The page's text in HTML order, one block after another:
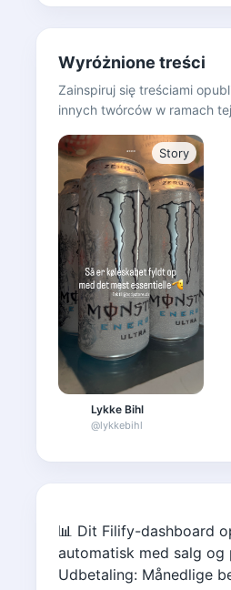
Wyróżnione treści
Zainspiruj się treściami
innych twórców w ramach
Story
Lykke Bihl
@lykkebihl
📊 Dit Filify-dashboard
automatisk med salg og
Udbetaling: Månedlige